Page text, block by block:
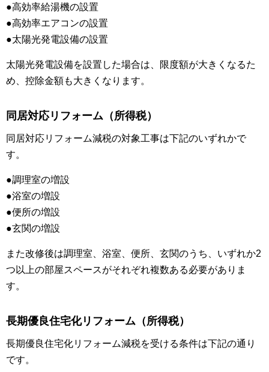
●高効率給湯機の設置
●高効率エアコンの設置
●太陽光発電設備の設置
太陽光発電設備を設置した場合は、限度額が大きくなるた
め、控除金額も大きくなります。
同居対応リフォーム（所得税）
同居対応リフォーム減税の対象工事は下記のいずれかで
す。
●調理室の増設
●浴室の増設
●便所の増設
●玄関の増設
また改修後は調理室、浴室、便所、玄関のうち、いずれか2
つ以上の部屋スペースがそれぞれ複数ある必要がありま
す。
長期優良住宅化リフォーム（所得税）
長期優良住宅化リフォーム減税を受ける条件は下記の通り
です。